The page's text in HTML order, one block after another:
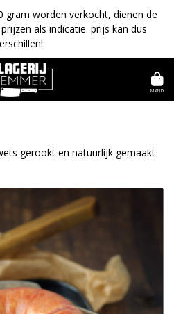
gram worden verkocht, dienen de
als indicatie. prijs kan dus
MAND
gerookt en natuurlijk gemaakt